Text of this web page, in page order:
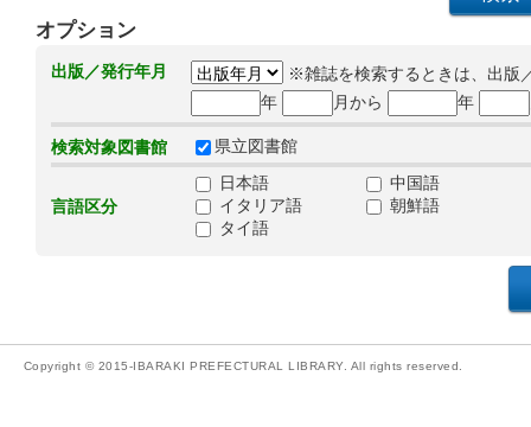
オプション
出版／発行年月
※雑誌を検索するときは、出版
年
月から 年
検索対象図書館 県立図書館
言語区分
日本語
中国語
イタリア語
朝鮮語
タイ語
Copyright © 2015-IBARAKI PREFECTURAL LIBRARY. All rights reserved.